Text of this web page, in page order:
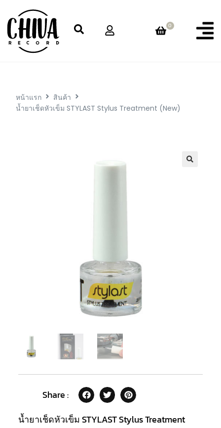
0
หน้าแรก
สินค้า
น้ำยาเช็ดหัวเข็ม STYLAST Stylus Treatment (New)
Share :
น้ำยาเช็ดหัวเข็ม STYLAST Stylus Treatment